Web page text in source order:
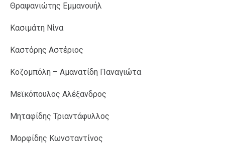
Θραψανιώτης Εμμανουήλ
Κασιμάτη Νίνα
Καστόρης Αστέριος
Κοζομπόλη – Αμανατίδη Παναγιώτα
Μεϊκόπουλος Αλέξανδρος
Μηταφίδης Τριαντάφυλλος
Μορφίδης Κωνσταντίνος